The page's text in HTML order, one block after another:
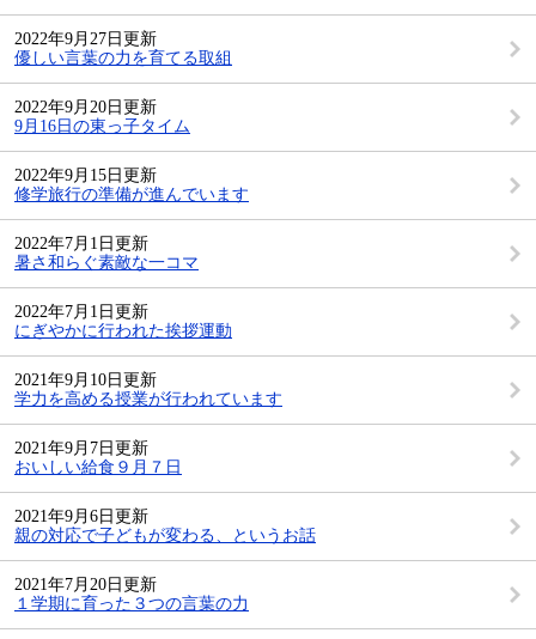
2022年9月27日更新
優しい言葉の力を育てる取組
2022年9月20日更新
9月16日の東っ子タイム
2022年9月15日更新
修学旅行の準備が進んでいます
2022年7月1日更新
暑さ和らぐ素敵な一コマ
2022年7月1日更新
にぎやかに行われた挨拶運動
2021年9月10日更新
学力を高める授業が行われています
2021年9月7日更新
おいしい給食９月７日
2021年9月6日更新
親の対応で子どもが変わる、というお話
2021年7月20日更新
１学期に育った３つの言葉の力